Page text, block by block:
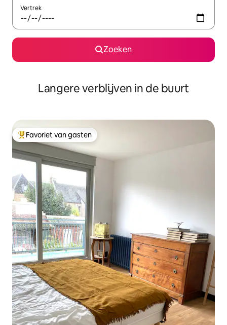
Vertrek
Zoeken
Langere verblijven in de buurt
Topfavoriet van gasten
Favoriet van gasten